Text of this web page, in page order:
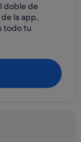
doble de
la app,
todo tu